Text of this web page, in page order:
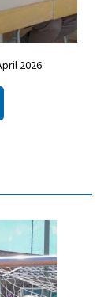
2026